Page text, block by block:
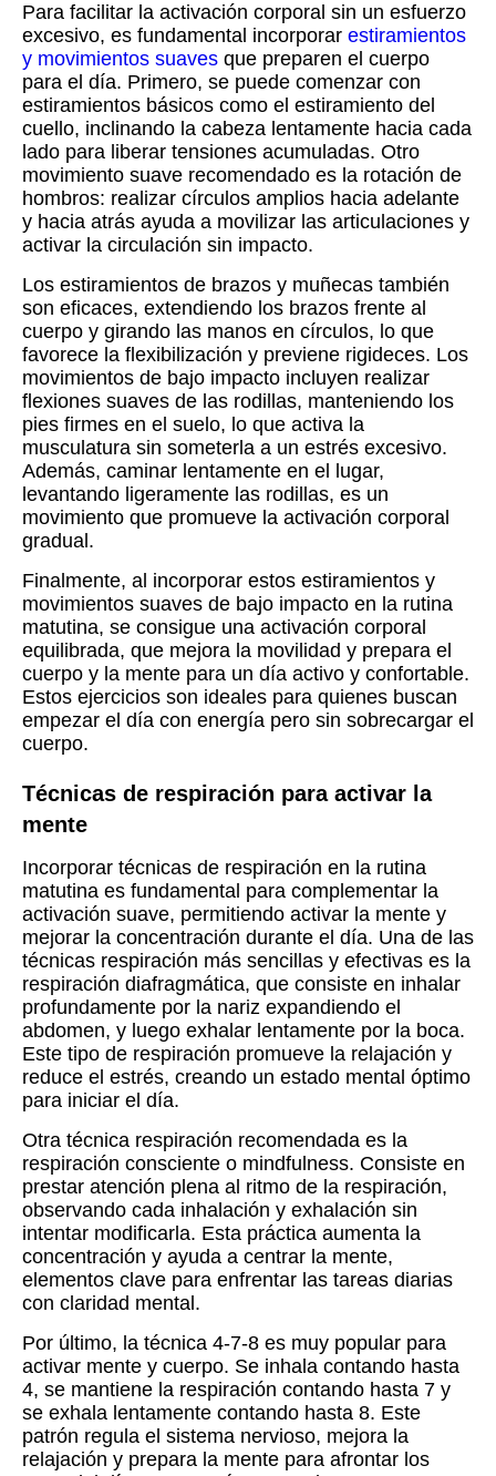
Para facilitar la activación corporal sin un esfuerzo
excesivo, es fundamental incorporar estiramientos
y movimientos suaves que preparen el cuerpo
para el día. Primero, se puede comenzar con
estiramientos básicos como el estiramiento del
cuello, inclinando la cabeza lentamente hacia cada
lado para liberar tensiones acumuladas. Otro
movimiento suave recomendado es la rotación de
hombros: realizar círculos amplios hacia adelante
y hacia atrás ayuda a movilizar las articulaciones y
activar la circulación sin impacto.
Los estiramientos de brazos y muñecas también
son eficaces, extendiendo los brazos frente al
cuerpo y girando las manos en círculos, lo que
favorece la flexibilización y previene rigideces. Los
movimientos de bajo impacto incluyen realizar
flexiones suaves de las rodillas, manteniendo los
pies firmes en el suelo, lo que activa la
musculatura sin someterla a un estrés excesivo.
Además, caminar lentamente en el lugar,
levantando ligeramente las rodillas, es un
movimiento que promueve la activación corporal
gradual.
Finalmente, al incorporar estos estiramientos y
movimientos suaves de bajo impacto en la rutina
matutina, se consigue una activación corporal
equilibrada, que mejora la movilidad y prepara el
cuerpo y la mente para un día activo y confortable.
Estos ejercicios son ideales para quienes buscan
empezar el día con energía pero sin sobrecargar el
cuerpo.
Técnicas de respiración para activar la
mente
Incorporar técnicas de respiración en la rutina
matutina es fundamental para complementar la
activación suave, permitiendo activar la mente y
mejorar la concentración durante el día. Una de las
técnicas respiración más sencillas y efectivas es la
respiración diafragmática, que consiste en inhalar
profundamente por la nariz expandiendo el
abdomen, y luego exhalar lentamente por la boca.
Este tipo de respiración promueve la relajación y
reduce el estrés, creando un estado mental óptimo
para iniciar el día.
Otra técnica respiración recomendada es la
respiración consciente o mindfulness. Consiste en
prestar atención plena al ritmo de la respiración,
observando cada inhalación y exhalación sin
intentar modificarla. Esta práctica aumenta la
concentración y ayuda a centrar la mente,
elementos clave para enfrentar las tareas diarias
con claridad mental.
Por último, la técnica 4-7-8 es muy popular para
activar mente y cuerpo. Se inhala contando hasta
4, se mantiene la respiración contando hasta 7 y
se exhala lentamente contando hasta 8. Este
patrón regula el sistema nervioso, mejora la
relajación y prepara la mente para afrontar los